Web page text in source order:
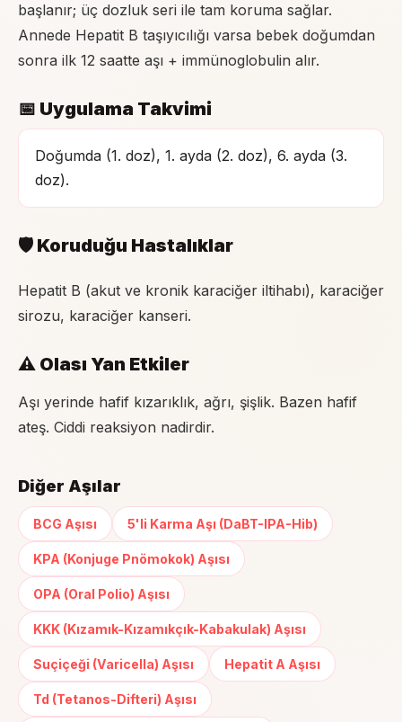
başlanır; üç dozluk seri ile tam koruma sağlar.
Annede Hepatit B taşıyıcılığı varsa bebek doğumdan
sonra ilk 12 saatte aşı + immünoglobulin alır.
📅 Uygulama Takvimi
Doğumda (1. doz), 1. ayda (2. doz), 6. ayda (3.
doz).
🛡 Koruduğu Hastalıklar
Hepatit B (akut ve kronik karaciğer iltihabı), karaciğer
sirozu, karaciğer kanseri.
⚠️ Olası Yan Etkiler
Aşı yerinde hafif kızarıklık, ağrı, şişlik. Bazen hafif
ateş. Ciddi reaksiyon nadirdir.
Diğer Aşılar
BCG Aşısı 5'li Karma Aşı (DaBT-IPA-Hib)
KPA (Konjuge Pnömokok) Aşısı
OPA (Oral Polio) Aşısı
KKK (Kızamık-Kızamıkçık-Kabakulak) Aşısı
Suçiçeği (Varicella) Aşısı Hepatit A Aşısı
Td (Tetanos-Difteri) Aşısı